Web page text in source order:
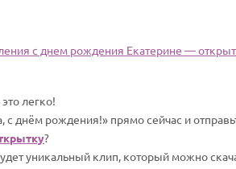
с днем рождения Екатерине —
легко!
с днём рождения!» прямо сейчас и
?
уникальный клип, который можно